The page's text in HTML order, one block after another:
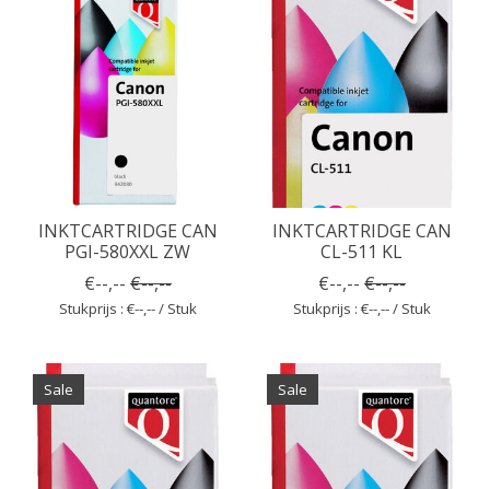
INKTCARTRIDGE CAN
PGI-580XXL ZW
€--,-- €--,--
Stukprijs : €--,-- / Stuk
INKTCARTRIDGE CAN
CL-511 KL
€--,-- €--,--
Stukprijs : €--,-- / Stuk
Sale Sale